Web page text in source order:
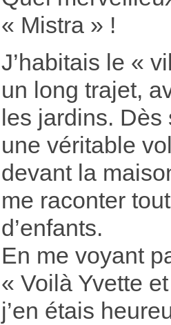
« Mistra » !
J’habitais le «
un long trajet,
les jardins.
une véritable
devant la
me raconter
d’enfants.
En me voyant
« Voilà Yvette
j’en étais